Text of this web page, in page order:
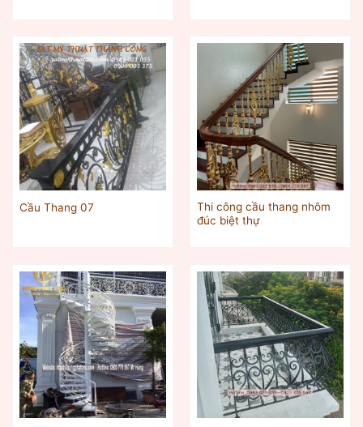
Cầu Thang 07
Thi công cầu thang nhôm
đúc biệt thự